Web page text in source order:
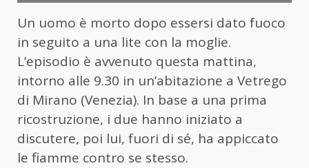
Un uomo è morto dopo essersi dato fuoco
in seguito a una lite con la moglie.
L’episodio è avvenuto questa mattina,
intorno alle 9.30 in un’abitazione a Vetrego
di Mirano (Venezia). In base a una prima
ricostruzione, i due hanno iniziato a
discutere, poi lui, fuori di sé, ha appiccato
le fiamme contro se stesso.